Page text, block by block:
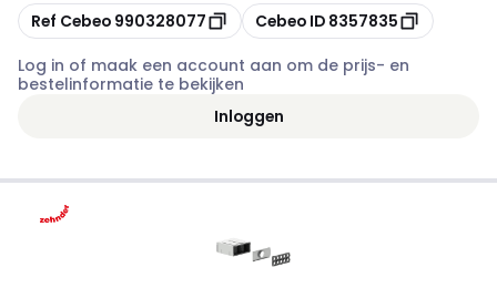
Kopiëren
Ref Cebeo 990328077 Kopiëren
Cebeo ID 8357835
Log in of maak een account aan om de prijs- en
bestelinformatie te bekijken
Inloggen